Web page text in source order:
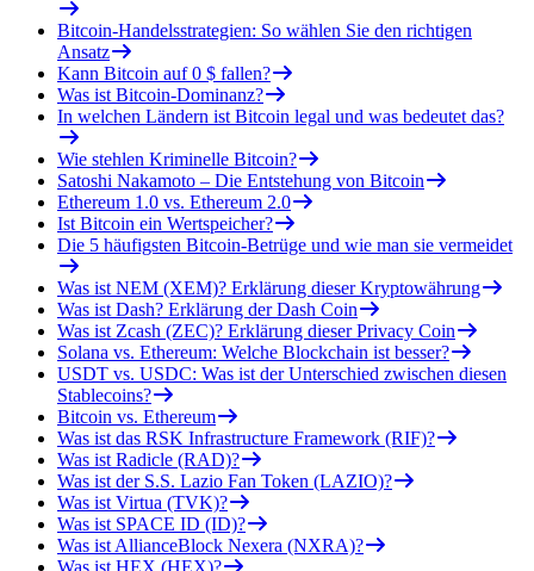
Bitcoin-Handelsstrategien: So wählen Sie den richtigen
Ansatz
Kann Bitcoin auf 0 $ fallen?
Was ist Bitcoin-Dominanz?
In welchen Ländern ist Bitcoin legal und was bedeutet das?
Wie stehlen Kriminelle Bitcoin?
Satoshi Nakamoto – Die Entstehung von Bitcoin
Ethereum 1.0 vs. Ethereum 2.0
Ist Bitcoin ein Wertspeicher?
Die 5 häufigsten Bitcoin-Betrüge und wie man sie vermeidet
Was ist NEM (XEM)? Erklärung dieser Kryptowährung
Was ist Dash? Erklärung der Dash Coin
Was ist Zcash (ZEC)? Erklärung dieser Privacy Coin
Solana vs. Ethereum: Welche Blockchain ist besser?
USDT vs. USDC: Was ist der Unterschied zwischen diesen
Stablecoins?
Bitcoin vs. Ethereum
Was ist das RSK Infrastructure Framework (RIF)?
Was ist Radicle (RAD)?
Was ist der S.S. Lazio Fan Token (LAZIO)?
Was ist Virtua (TVK)?
Was ist SPACE ID (ID)?
Was ist AllianceBlock Nexera (NXRA)?